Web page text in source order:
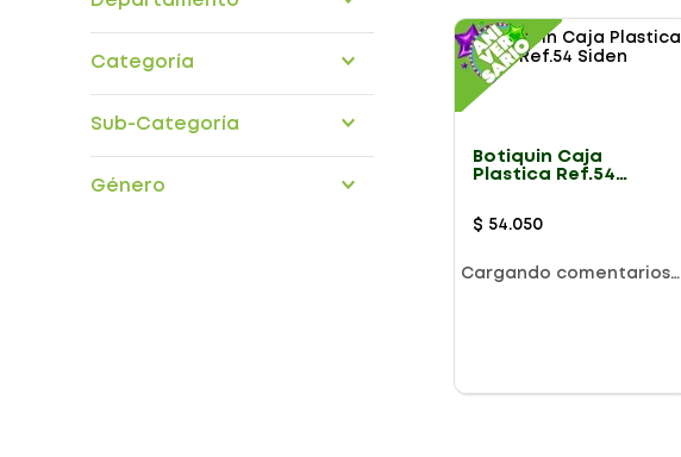
Categoría
Sub-Categoría
Género
Botiquin Caja
Plastica Ref.54
$ 54.050
Cargando comentarios…